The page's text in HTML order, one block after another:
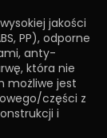
jakości
PP), odporne
anty-
która nie
możliwe jest
części z
i